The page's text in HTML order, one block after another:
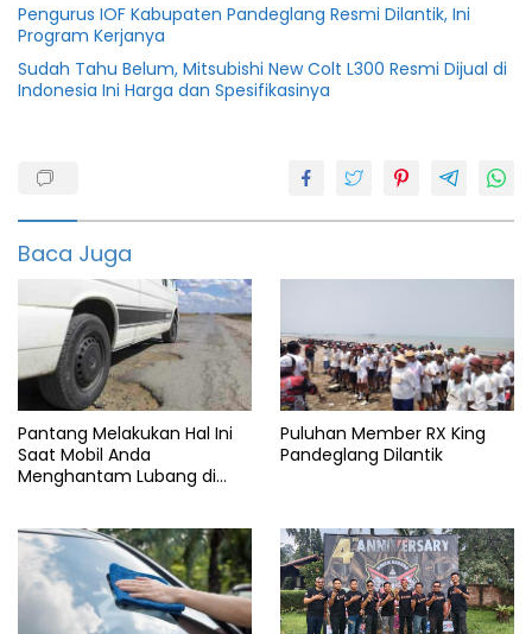
Pengurus IOF Kabupaten Pandeglang Resmi Dilantik, Ini
Program Kerjanya
Sudah Tahu Belum, Mitsubishi New Colt L300 Resmi Dijual di
Indonesia Ini Harga dan Spesifikasinya
Covid-
Grasstrack
IMI
Info
pandeglang
Kabupaten
Pandeglang
Omicron
Pandemi
Baca Juga
Pantang Melakukan Hal Ini
Saat Mobil Anda
Menghantam Lubang di
Puluhan Member RX King
Pandeglang Dilantik